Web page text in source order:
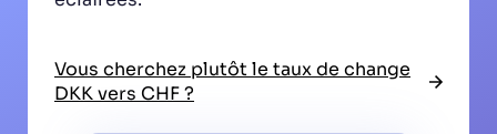
Vous cherchez plutôt le taux de change
DKK vers CHF ?